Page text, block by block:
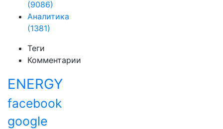
(9086)
Аналитика
(1381)
Теги
Комментарии
ENERGY
facebook
google